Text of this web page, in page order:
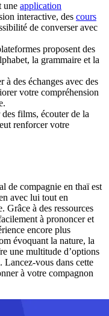
une application
interactive, des cours
de converser avec
proposent des
la grammaire et la
à des échanges avec des
votre compréhension
films, écouter de la
renforcer votre
de compagnie en thaï est
avec lui tout en
Grâce à des ressources
à prononcer et
encore plus
évoquant la nature, la
une multitude d’options
Lancez-vous dans cette
à votre compagnon